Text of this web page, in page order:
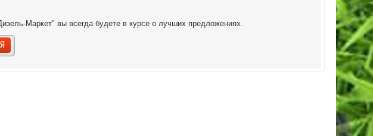
Маркет" вы всегда будете в курсе о лучших предложениях.